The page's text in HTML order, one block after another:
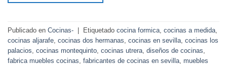
Publicado en Cocinas- Etiquetado cocina formica cocinas a medida
cocinas aljarafe cocinas dos hermanas cocinas en sevilla cocinas los
palacios cocinas montequinto cocinas utrera diseños de cocinas
fabrica muebles cocinas fabricantes de cocinas en sevilla muebles